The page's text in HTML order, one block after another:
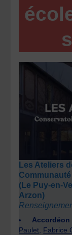
Les Ateliers
(Le Puy-en-
Arzon)
Paulet, Fabrice